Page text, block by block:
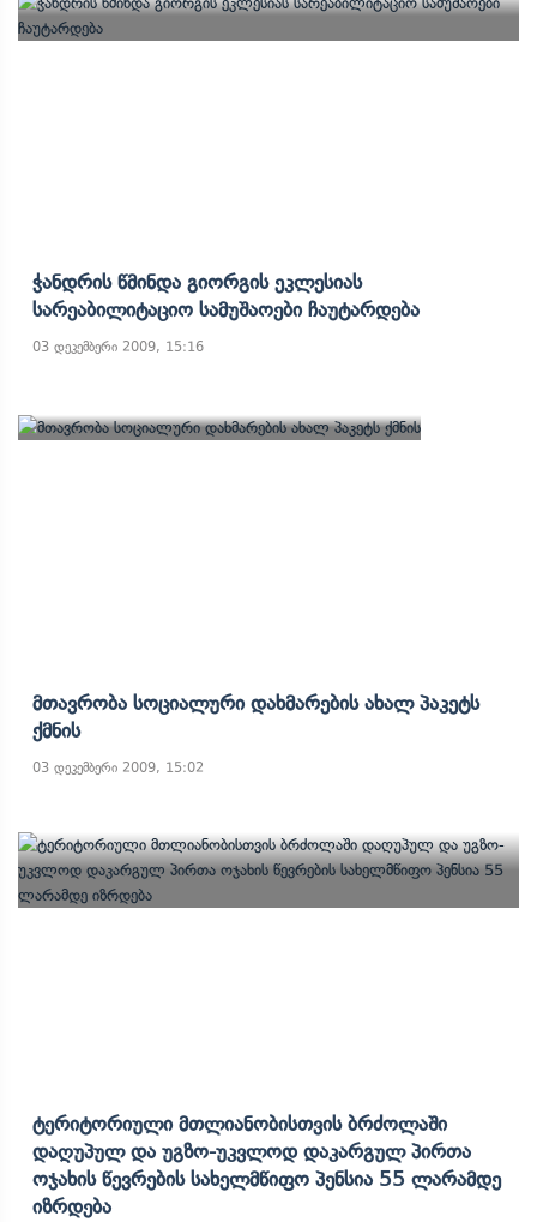
Ჭანდრის Წმინდა Გიორგის Ეკლესიას
Სარეაბილიტაციო Სამუშაოები Ჩაუტარდება
03 დეკემბერი 2009, 15:16
Მთავრობა Სოციალური Დახმარების Ახალ Პაკეტს
Ქმნის
03 დეკემბერი 2009, 15:02
Ტერიტორიული Მთლიანობისთვის Ბრძოლაში
Დაღუპულ Და Უგზო-Უკვლოდ Დაკარგულ Პირთა
Ოჯახის Წევრების Სახელმწიფო Პენსია 55 Ლარამდე
Იზრდება